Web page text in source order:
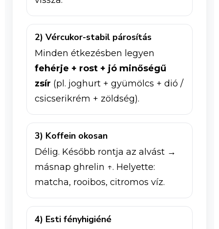
2) Vércukor-stabil párosítás
Minden étkezésben legyen
fehérje + rost + jó minőségű
zsír (pl. joghurt + gyümölcs + dió /
csicserikrém + zöldség).
3) Koffein okosan
Délig. Később rontja az alvást →
másnap ghrelin ↑. Helyette:
matcha, rooibos, citromos víz.
4) Esti fényhigiéné